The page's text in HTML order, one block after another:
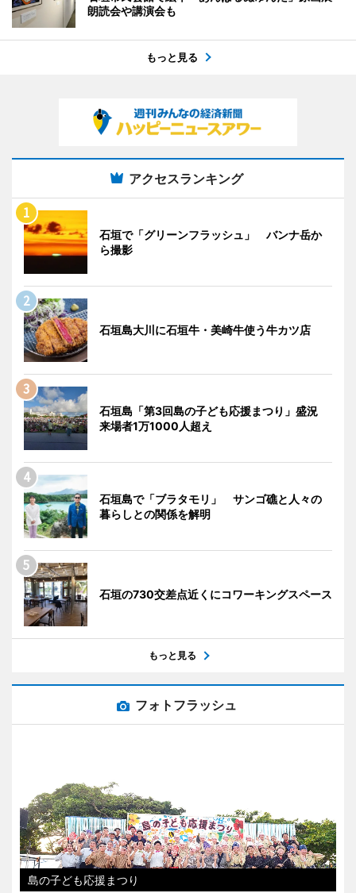
朗読会や講演会も
もっと見る
アクセスランキング
石垣で「グリーンフラッシュ」 バンナ岳か
ら撮影
石垣島大川に石垣牛・美崎牛使う牛カツ店
石垣島「第3回島の子ども応援まつり」盛況
来場者1万1000人超え
石垣島で「ブラタモリ」 サンゴ礁と人々の
暮らしとの関係を解明
石垣の730交差点近くにコワーキングスペース
もっと見る
フォトフラッシュ
島の子ども応援まつり